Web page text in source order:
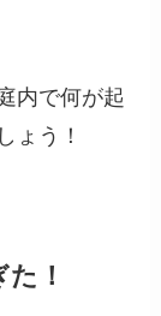
内で何が起
ょう！
た ！